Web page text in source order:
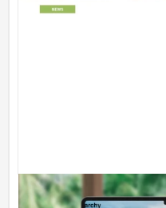
カスタムカー事業サイト